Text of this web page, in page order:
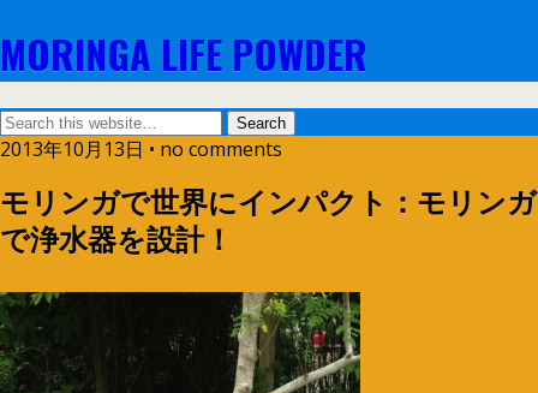
MORINGA LIFE POWDER
2013年10月13日 • no comments
モリンガで世界にインパクト：モリンガ
で浄水器を設計！